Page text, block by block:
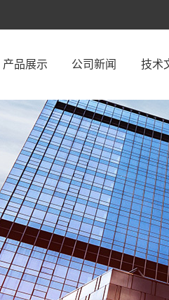
产品展示 公司新闻 技术